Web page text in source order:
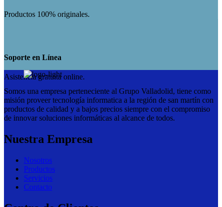
Productos 100% originales.
Soporte en Línea
Asistencia gratuita online.
Somos una empresa perteneciente al Grupo Valladolid, tiene como
misión proveer tecnología informatica a la región de san martín con
productos de calidad y a bajos precios siempre con el compromiso
de innovar soluciones informáticas al alcance de todos.
Nuestra Empresa
Nosotros
Productos
Servicios
Contacto